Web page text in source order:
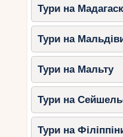
Тури в
Каппадокія –
природними
Піднятися на
Пройтися по
скельними
Відвідати
підземні міста.
Тури на
Тури на
Тури на Мальту
Тури на
Тури на